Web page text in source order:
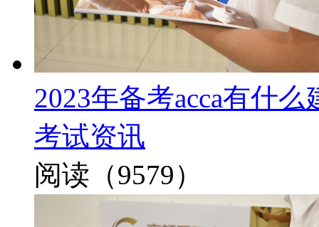
2023年备考acca有什
考试资讯
阅读（9579）